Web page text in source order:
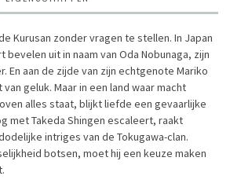
Kurusan zonder vragen te stellen. In Japan
uit in naam van Oda Nobunaga, zijn
En aan de zijde van zijn echtgenote Mariko
geluk. Maar in een land waar macht
alles staat, blijkt liefde een gevaarlijke
met Takeda Shingen escaleert, raakt
intriges van de Tokugawa-clan.
botsen, moet hij een keuze maken